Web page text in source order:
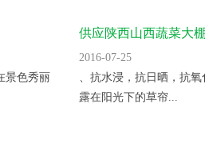
景色秀丽
供应陕西山西蔬菜大
2016-07-25
、抗水浸，抗日晒，抗
露在阳光下的草帘...